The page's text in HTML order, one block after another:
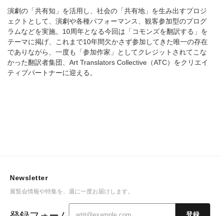
演劇の「共有知」を活用し、社会の「共有地」を生み出すプロジ
ェクトとして、演劇や各種パフォーマンス、観客参加型のプログ
ラムなどを実施。10周年となる今回は「コモンズを翻訳する」を
テーマに掲げ、これまで10年間欠かさず参加してきた唯一の存在
でありながら、一度も「参加作家」としてクレジットされてこな
かった翻訳者集団、Art Translators Collective（ATC）をクリエイ
ティブパートナーに迎える。
Newsletter
展覧会情報や特集を、週に一度お届けします。
登録